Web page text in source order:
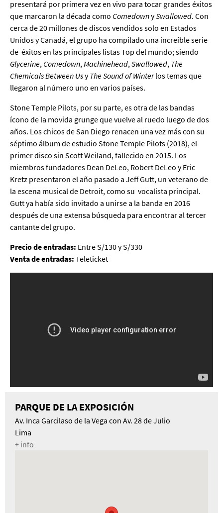
presentará por primera vez en vivo para tocar grandes éxitos
que marcaron la década como ComedownySwallowed. Con
cerca de 20 millones de discos vendidos solo en Estados
Unidos y Canadá, el grupo ha compilado una increíble serie
de éxitos en las principales listas Top del mundo; siendo
Glycerine, Comedown,Machinehead,Swallowed, The
Chemicals Between UsyThe Sound of Winterlos temas que
llegaron al número uno en varios países.
Stone Temple Pilots, por su parte, es otra de las bandas
ícono de la movida grunge que vuelve al ruedo luego de dos
años. Los chicos de San Diego renacen una vez más con su
séptimo álbum de estudio Stone Temple Pilots (2018), el
primer disco sin Scott Weiland, fallecido en 2015. Los
miembros fundadores Dean DeLeo, Robert DeLeo y Eric
Kretz presentaron el año pasado a Jeff Gutt, un veterano de
la escena musical de Detroit, como su vocalista principal.
Gutt ya había sido invitado a unirse a la banda en 2016
después de una extensa búsqueda para encontrar al tercer
cantante del grupo.
Precio de entradas: Entre S/130 y S/330
Venta de entradas: Teleticket
PARQUE DE LA EXPOSICIÓN
Av. Inca Garcilaso de la Vega con Av. 28 de Julio
Lima
+ info